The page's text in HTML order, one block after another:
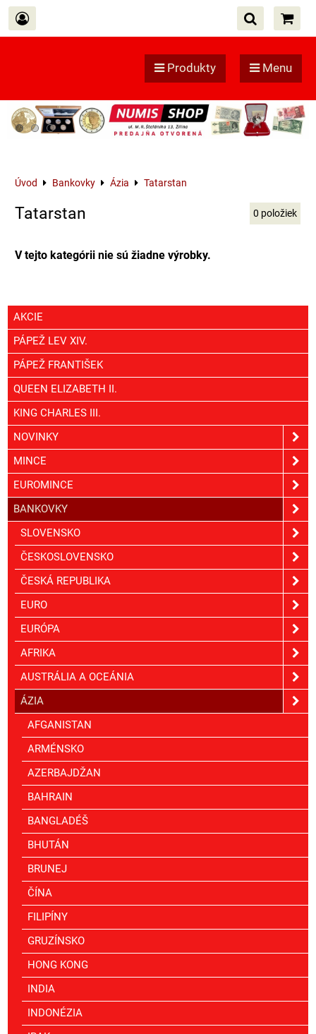
Produkty Menu
Úvod Bankovky Ázia Tatarstan
Tatarstan 0 položiek
AKCIE
PÁPEŽ LEV XIV.
PÁPEŽ FRANTIŠEK
QUEEN ELIZABETH II.
KING CHARLES III.
NOVINKY
MINCE
EUROMINCE
BANKOVKY
SLOVENSKO
ČESKOSLOVENSKO
ČESKÁ REPUBLIKA
EURO
EURÓPA
AFRIKA
AUSTRÁLIA A OCEÁNIA
ÁZIA
AFGANISTAN
ARMÉNSKO
AZERBAJDŽAN
BAHRAIN
BANGLADÉŠ
BHUTÁN
BRUNEJ
ČÍNA
FILIPÍNY
GRUZÍNSKO
HONG KONG
INDIA
INDONÉZIA